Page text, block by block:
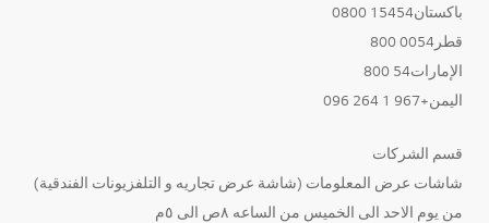
باكستان15454 0800
قطر0054 800
الإمارات54 800
اليمن+967 1 264 096
قسم الشركات
شاشات عرض المعلومات (شاشة عرض تجاريه و التلفزيونات الفندقية)
من يوم الاحد الى الخميس من الساعه ٨ص الى ٥م